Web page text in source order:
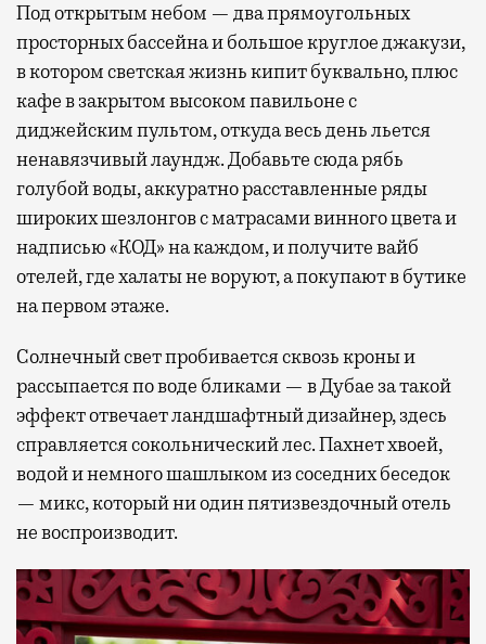
Под открытым небом — два прямоугольных
просторных бассейна и большое круглое джакузи,
в котором светская жизнь кипит буквально, плюс
кафе в закрытом высоком павильоне с
диджейским пультом, откуда весь день льется
ненавязчивый лаундж. Добавьте сюда рябь
голубой воды, аккуратно расставленные ряды
широких шезлонгов с матрасами винного цвета и
надписью «КОД» на каждом, и получите вайб
отелей, где халаты не воруют, а покупают в бутике
на первом этаже.
Солнечный свет пробивается сквозь кроны и
рассыпается по воде бликами — в Дубае за такой
эффект отвечает ландшафтный дизайнер, здесь
справляется сокольнический лес. Пахнет хвоей,
водой и немного шашлыком из соседних беседок
— микс, который ни один пятизвездочный отель
не воспроизводит.